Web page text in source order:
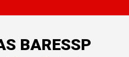
BARESSP